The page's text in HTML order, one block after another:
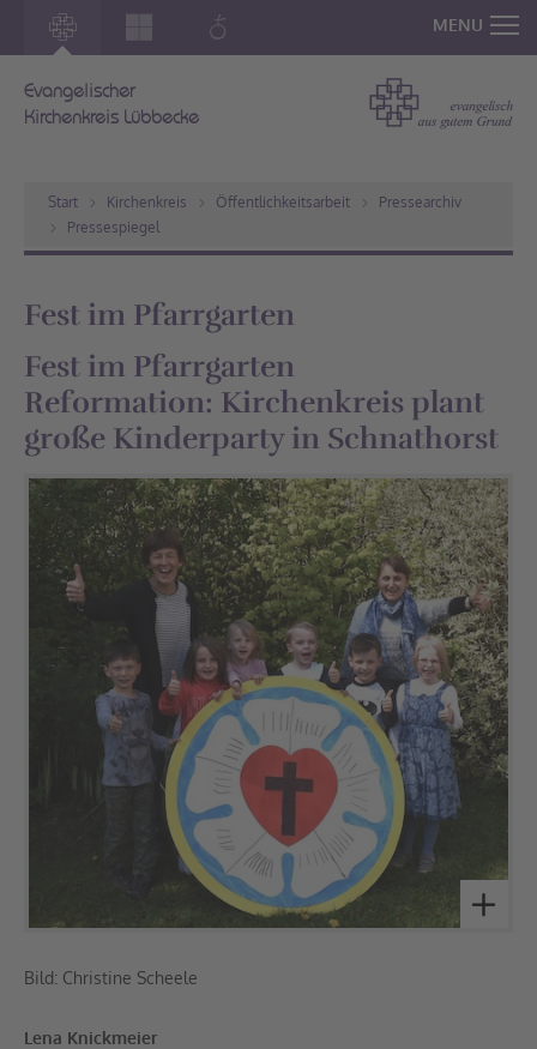
MENU
Evangelischer
Kirchenkreis Lübbecke
Start Kirchenkreis Öffentlichkeitsarbeit
Pressearchiv
Pressespiegel
Fest im Pfarrgarten
Fest im Pfarrgarten
Reformation: Kirchenkreis plant
große Kinderparty in Schnathorst
Bild: Christine Scheele
Lena Knickmeier